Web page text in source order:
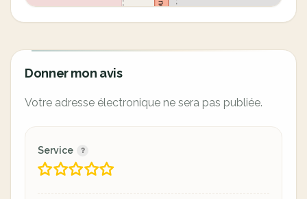
Donner mon avis
Votre adresse électronique ne sera pas publiée.
Service